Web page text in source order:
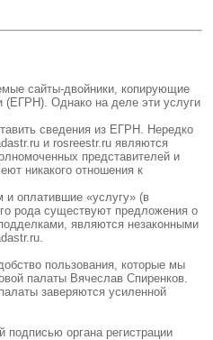
сайты-двойники, копирующие
(ЕГРН). Однако на деле эти услуги
сведения из ЕГРН. Нередко
и rosreestr.ru являются
представителей и
никакого отношения к
оплатившие «услугу» (в
рода существуют предложения о
являются незаконными
пользования, которые мы
палаты Вячеслав Спиренков.
заверяются усиленной
органа регистрации